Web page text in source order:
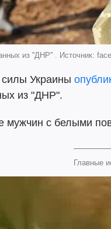
из ''ДНР'' . Источник:
Украины
из "ДНР".
мужчин с белыми
Главные